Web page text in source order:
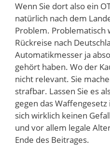
Wenn Sie dort also ein
natürlich nach dem
Problem. Problematisch
Rückreise nach
Automatikmesser ja
gehört haben. Wo der
nicht relevant. Sie
strafbar. Lassen Sie es
gegen das
sich wirklich keinen
und vor allem legale
Ende des Beitrages.